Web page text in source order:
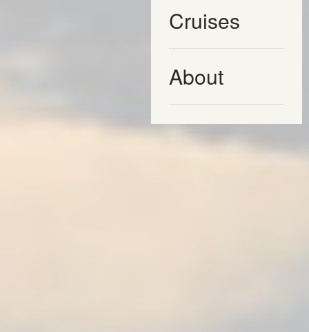
Cruises
About